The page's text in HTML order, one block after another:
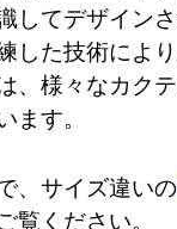
してデザイン
した技術によ
、様々なカク
ます。
、サイズ違いの
覧ください。